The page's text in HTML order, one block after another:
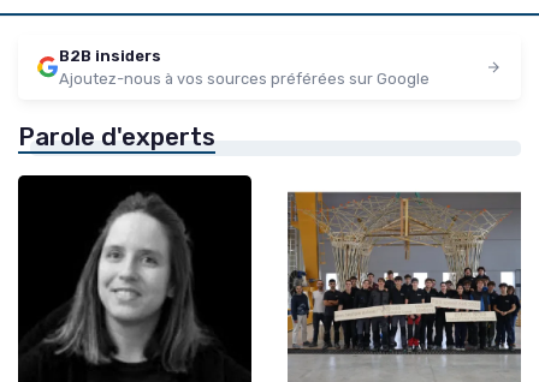
B2B insiders
Ajoutez-nous à vos sources préférées sur Google
Parole d'experts